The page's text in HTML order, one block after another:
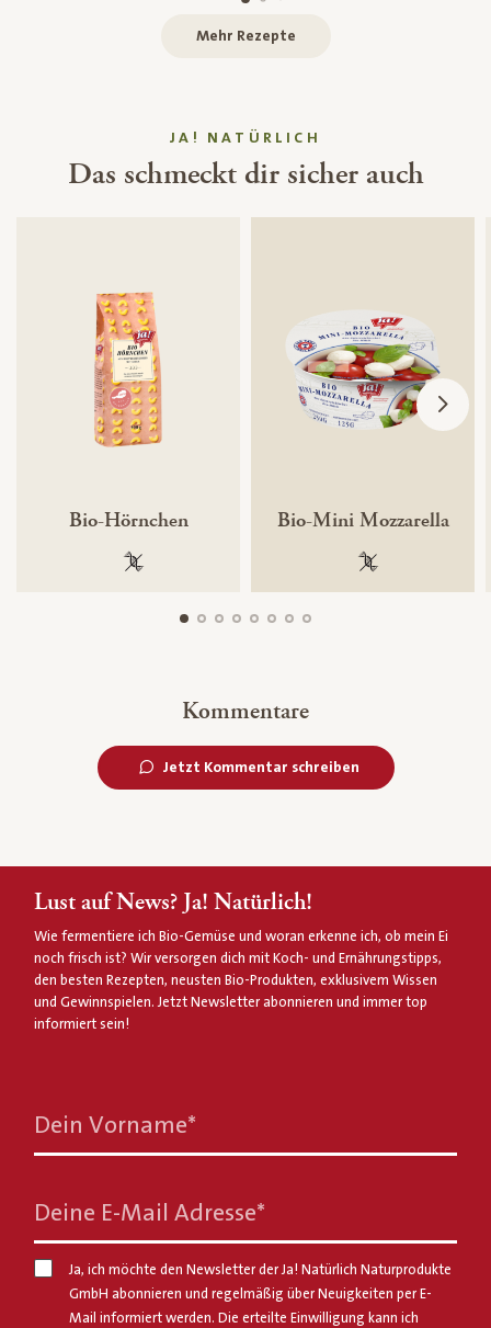
Mehr Rezepte
JA! NATÜRLICH
Das schmeckt dir sicher auch
Bio-Hörnchen
100 % gentechnikfrei
Bio-Mini Mozzarella
100 %
Kommentare
Jetzt Kommentar schreiben
Lust auf News? Ja! Natürlich!
Wie fermentiere ich Bio-Gemüse und woran erkenne ich, ob mein Ei
noch frisch ist? Wir versorgen dich mit Koch- und Ernährungstipps,
den besten Rezepten, neusten Bio-Produkten, exklusivem Wissen
und Gewinnspielen. Jetzt Newsletter abonnieren und immer top
informiert sein!
Dein Vorname*
Deine E-Mail Adresse*
Ja, ich möchte den Newsletter der Ja! Natürlich Naturprodukte
GmbH abonnieren und regelmäßig über Neuigkeiten per E-
Mail informiert werden. Die erteilte Einwilligung kann ich